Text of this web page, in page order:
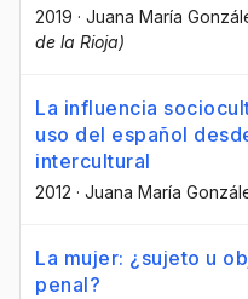
2019 · Juana María
de la Rioja)
La influencia
uso del español
intercultural
2012 · Juana María
La mujer: ¿sujeto u
penal?